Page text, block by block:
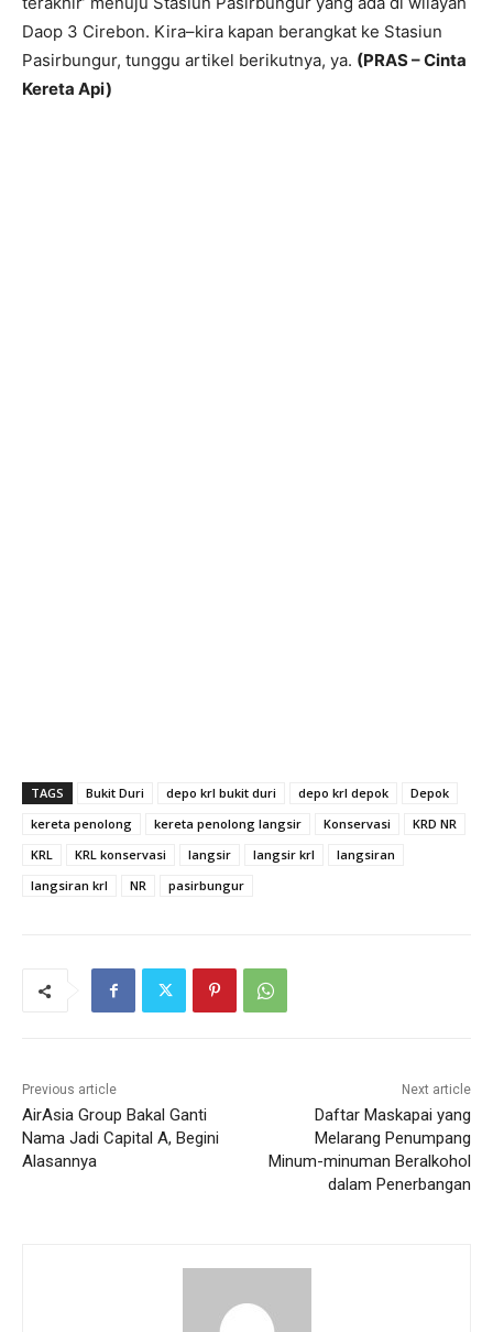
Daop 3 Cirebon. Kira–kira kapan berangkat ke Stasiun
Pasirbungur, tunggu artikel berikutnya, ya. (PRAS – Cinta
Kereta Api)
TAGS Bukit Duri depo krl bukit duri depo krl depok
Depok
kereta penolong
kereta penolong langsir Konservasi
KRD NR
KRL
KRL konservasi langsir langsir krl
langsiran
langsiran krl
NR pasirbungur
Previous article
AirAsia Group Bakal Ganti
Nama Jadi Capital A, Begini
Alasannya
Next article
Daftar Maskapai yang
Melarang Penumpang
Minum-minuman Beralkohol
dalam Penerbangan